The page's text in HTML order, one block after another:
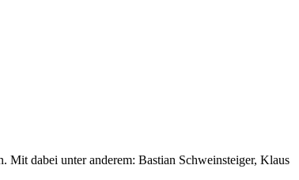
dabei unter anderem: Bastian Schweinsteiger, Klaus